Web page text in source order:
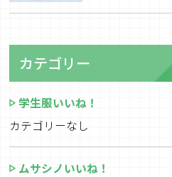
カテゴリー
学生服いいね！
カテゴリーなし
ムサシノいいね！